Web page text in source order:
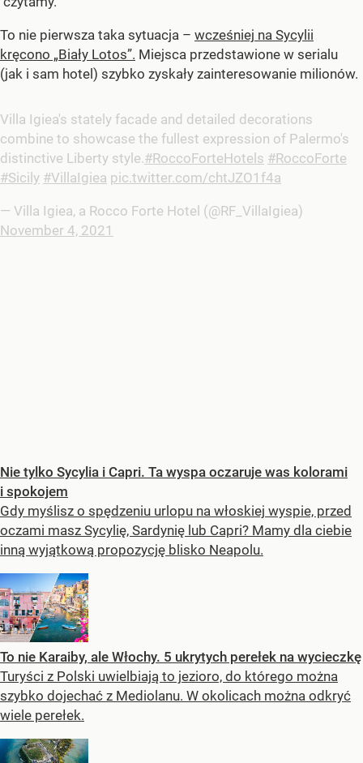
To nie pierwsza taka sytuacja – wcześniej na Sycylii
kręcono „Biały Lotos”. Miejsca przedstawione w serialu
(jak i sam hotel) szybko zyskały zainteresowanie milionów.
Villa Igiea's stately facade and detailed decorations
combine to showcase the fullest expression of Palermo's
distinctive Liberty style.#RoccoForteHotels #RoccoForte
#Sicily #VillaIgiea pic.twitter.com/chtJZO1f4a
— Villa Igiea, a Rocco Forte Hotel (@RF_VillaIgiea)
November 4, 2021
Nie tylko Sycylia i Capri. Ta wyspa oczaruje was kolorami
i spokojem
Gdy myślisz o spędzeniu urlopu na włoskiej wyspie, przed
oczami masz Sycylię, Sardynię lub Capri? Mamy dla ciebie
inną wyjątkową propozycję blisko Neapolu.
To nie Karaiby, ale Włochy. 5 ukrytych perełek na wycieczkę
Turyści z Polski uwielbiają to jezioro, do którego można
szybko dojechać z Mediolanu. W okolicach można odkryć
wiele perełek.